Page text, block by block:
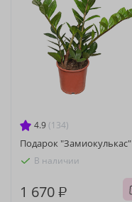
4.9 (134)
Подарок "Замиокулькас"
В наличии
1 670 ₽